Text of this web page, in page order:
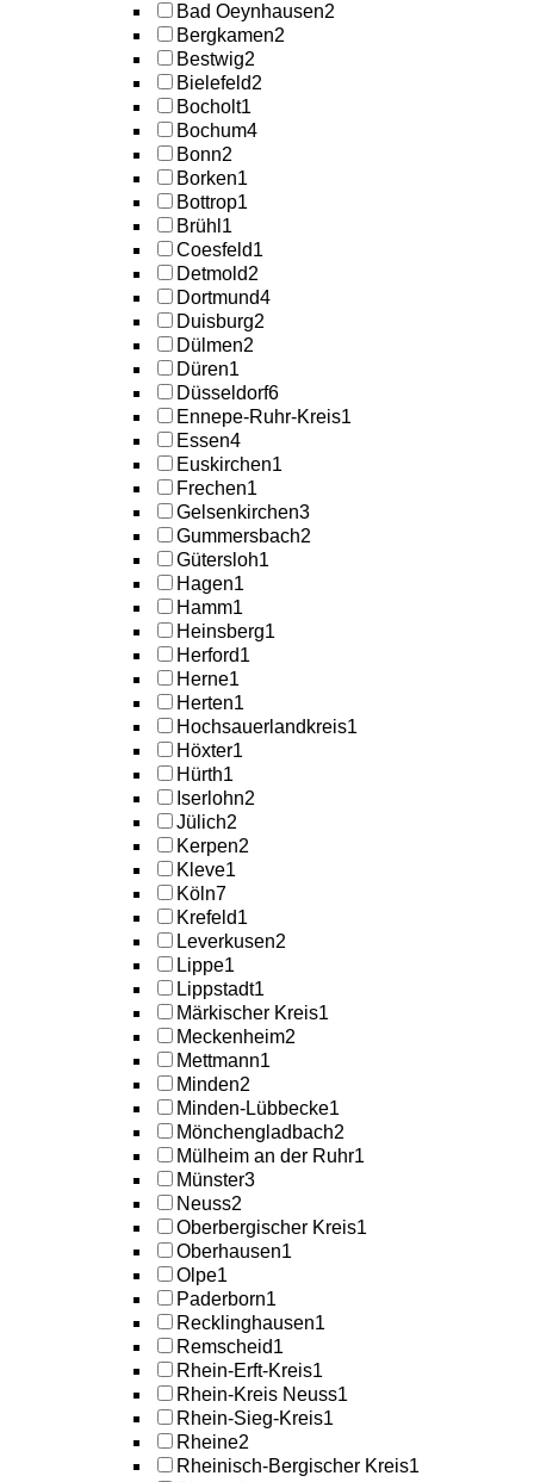
Bad Oeynhausen2
Bergkamen2
Bestwig2
Bielefeld2
Bocholt1
Bochum4
Bonn2
Borken1
Bottrop1
Brühl 1
Coesfeld1
Detmold2
Dortmund4
Duisburg2
Dülmen2
Düren1
Düsseldorf6
Ennepe-Ruhr-Kreis1
Essen4
Euskirchen1
Frechen1
Gelsenkirchen3
Gummersbach2
Gütersloh1
Hagen1
Hamm1
Heinsberg1
Herford1
Herne1
Herten1
Hochsauerlandkreis1
Höxter1
Hürth1
Iserlohn2
Jülich2
Kerpen2
Kleve1
Köln7
Krefeld1
Leverkusen2
Lippe1
Lippstadt1
Märkischer Kreis1
Meckenheim2
Mettmann1
Minden2
Minden-Lübbecke1
Mönchengladbach2
Mülheim an der Ruhr1
Münster3
Neuss2
Oberbergischer Kreis1
Oberhausen1
Olpe1
Paderborn1
Recklinghausen1
Remscheid1
Rhein-Erft-Kreis1
Rhein-Kreis Neuss1
Rhein-Sieg-Kreis1
Rheine2
Rheinisch-Bergischer Kreis1